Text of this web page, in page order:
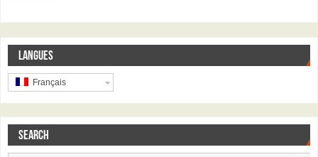
LANGUES
Français
SEARCH